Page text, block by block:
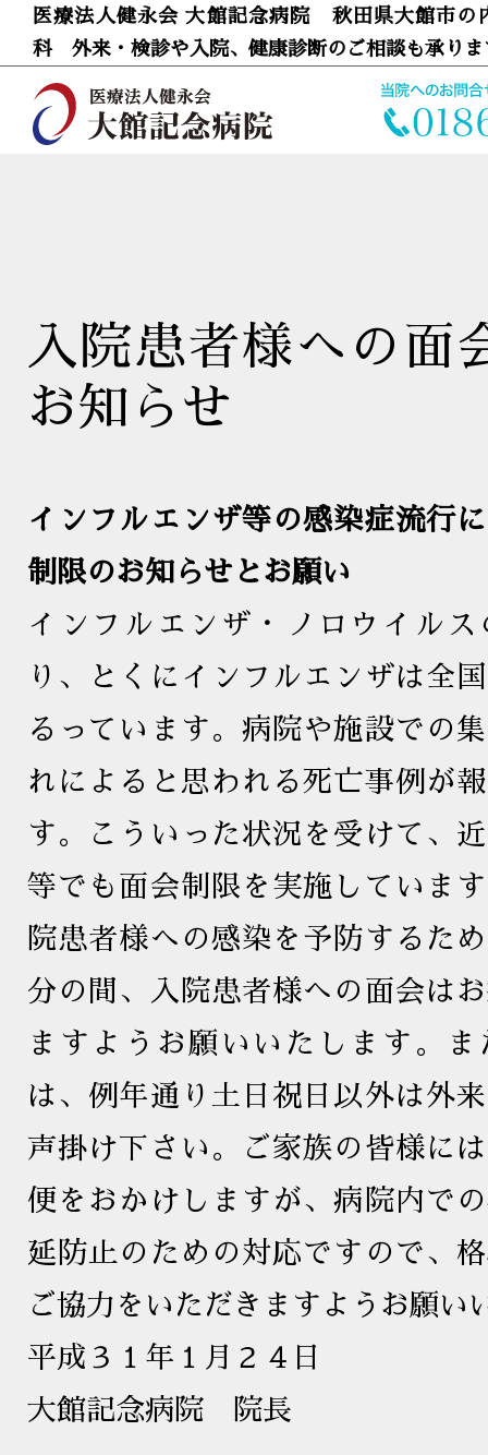
医療法人健永会 大館記念病院 秋田県大館市の
科 外来・検診や入院、健康診断のご相談も承りま
入院患者様への面
お知らせ
インフルエンザ等の感染症流行
制限のお知らせとお願い
インフルエンザ・ノロウイルス
り、とくにインフルエンザは全
るっています。病院や施設での
れによると思われる死亡事例が
す。こういった状況を受けて、
等でも面会制限を実施していま
院患者様への感染を予防するた
分の間、入院患者様への面会は
ますようお願いいたします。
は、例年通り土日祝日以外は外
声掛け下さい。ご家族の皆様に
便をおかけしますが、病院内で
延防止のための対応ですので、
ご協力をいただきますようお願い
平成３１年１月２４日
大館記念病院 院長